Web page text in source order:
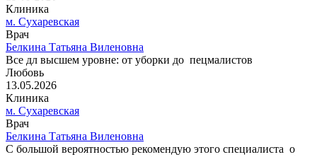
Клиника
м. Сухаревская
Врач
Белкина Татьяна Виленовна
Все дл высшем уровне: от уборки до пецмалистов
Любовь
13.05.2026
Клиника
м. Сухаревская
Врач
Белкина Татьяна Виленовна
С большой вероятностью рекомендую этого специалиста о